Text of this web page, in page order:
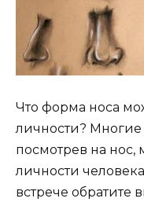
Что форма носа
личности? Многие
посмотрев на нос,
личности
встрече обратите